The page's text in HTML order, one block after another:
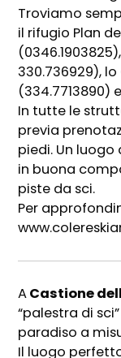
Troviamo
il rifugio Plan
330.736929),
(334.7713890)
In tutte le
previa
piedi. Un
in buona
piste da sci.
Per
ACastione
“palestra di
paradiso a
Il luogo